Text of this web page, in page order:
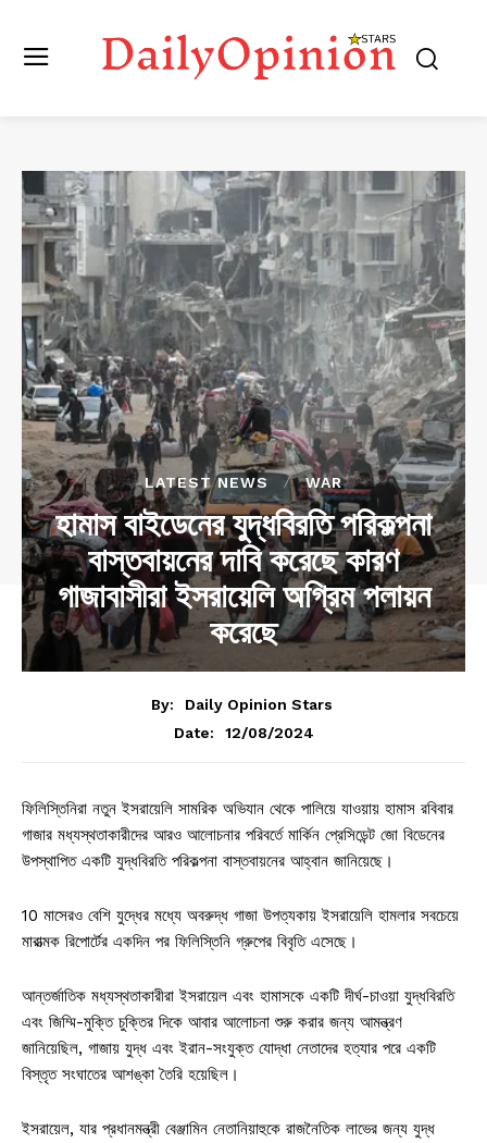
LATEST NEWS WAR
হামাস বাইডেনের যুদ্ধবিরতি পরিকল্পনা
বাস্তবায়নের দাবি করেছে কারণ
গাজাবাসীরা ইসরায়েলি অগ্রিম পলায়ন
করেছে
By:
Daily Opinion Stars
Date:
12/08/2024
ফিলিস্তিনিরা নতুন ইসরায়েলি সামরিক অভিযান থেকে পালিয়ে যাওয়ায় হামাস রবিবার
গাজার মধ্যস্থতাকারীদের আরও আলোচনার পরিবর্তে মার্কিন প্রেসিডেন্ট জো বিডেনের
উপস্থাপিত একটি যুদ্ধবিরতি পরিকল্পনা বাস্তবায়নের আহ্বান জানিয়েছে।
10 মাসেরও বেশি যুদ্ধের মধ্যে অবরুদ্ধ গাজা উপত্যকায় ইসরায়েলি হামলার সবচেয়ে
মারাত্মক রিপোর্টের একদিন পর ফিলিস্তিনি গ্রুপের বিবৃতি এসেছে।
আন্তর্জাতিক মধ্যস্থতাকারীরা ইসরায়েল এবং হামাসকে একটি দীর্ঘ-চাওয়া যুদ্ধবিরতি
এবং জিম্মি-মুক্তি চুক্তির দিকে আবার আলোচনা শুরু করার জন্য আমন্ত্রণ
জানিয়েছিল, গাজায় যুদ্ধ এবং ইরান-সংযুক্ত যোদ্ধা নেতাদের হত্যার পরে একটি
বিস্তৃত সংঘাতের আশঙ্কা তৈরি হয়েছিল।
ইসরায়েল, যার প্রধানমন্ত্রী বেঞ্জামিন নেতানিয়াহুকে রাজনৈতিক লাভের জন্য যুদ্ধ